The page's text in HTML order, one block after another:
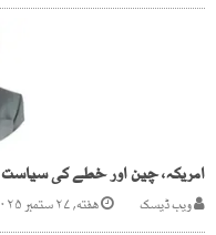
امریکہ، چین اور خطے کی سیاست
ویب ڈیسک هفته, ۲۷ ستمبر ۲۰۲۵